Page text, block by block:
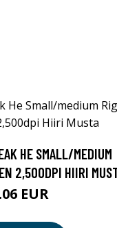
HE SMALL/MEDIUM
2,500DPI HIIRI
EUR